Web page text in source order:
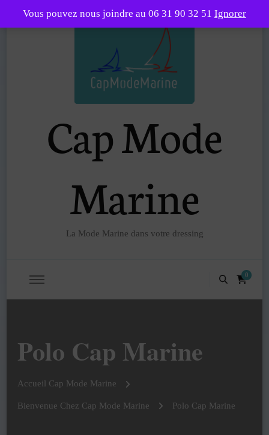
Vous pouvez nous joindre au 06 31 90 32 51 Ignorer
Cap Mode
Marine
La Mode Marine dans votre dressing
0
Polo Cap Marine
Accueil Cap Mode Marine
Bienvenue Chez Cap Mode Marine Polo Cap Marine